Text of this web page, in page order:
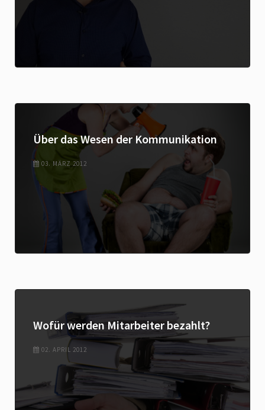
Über das Wesen der Kommunikation
03. MÄRZ 2012
Wofür werden Mitarbeiter bezahlt?
02. APRIL 2012